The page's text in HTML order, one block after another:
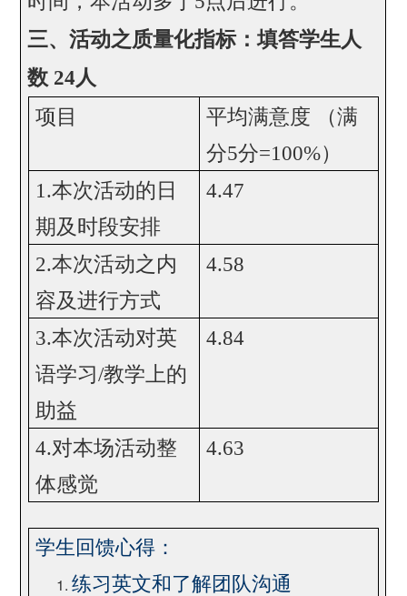
三、活动之质量化指标：填答学生人
数 24 人
项目
平均满意度
（满
分5分=100%）
1.本次活动的日
期及时段安排
4.47
2.本次活动之内
容及进行方式
4.58
3.本次活动对英
语学习/教学上的
助益
4.84
4.对本场活动整
体感觉
4.63
学生回馈心得：
练习英文和了解团队沟通